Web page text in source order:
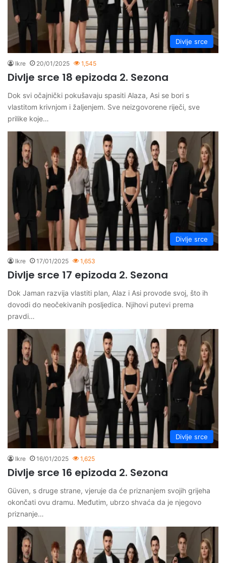
Divlje srce
Ikre 20/01/2025 1,545
Divlje srce 18 epizoda 2. Sezona
Dok svi očajnički pokušavaju spasiti Alaza, Asi se bori s
vlastitom krivnjom i žaljenjem. Sve neizgovorene riječi, sve
prilike koje…
Divlje srce
Ikre 17/01/2025 1,653
Divlje srce 17 epizoda 2. Sezona
Dok Jaman razvija vlastiti plan, Alaz i Asi provode svoj, što ih
dovodi do neočekivanih posljedica. Njihovi putevi prema
pravdi…
Divlje srce
Ikre 16/01/2025 1,625
Divlje srce 16 epizoda 2. Sezona
Güven, s druge strane, vjeruje da će priznanjem svojih grijeha
okončati ovu dramu. Međutim, ubrzo shvaća da je njegovo
priznanje…